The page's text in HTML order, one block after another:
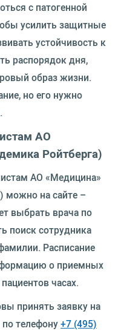
с патогенной
усилить защитные
устойчивость к
распорядок дня,
образ жизни.
но его нужно
АО
Ройтберга)
АО «Медицина»
можно на сайте –
выбрать врача по
поиск сотрудника
Расписание
о приемных
часах.
принять заявку на
телефону+7 (495)